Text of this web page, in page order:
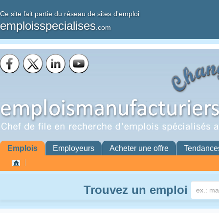
Ce site fait partie du réseau de sites d'emploi
emploisspecialises .com
Emplois Employeurs Acheter une offre
Trouvez un emploi